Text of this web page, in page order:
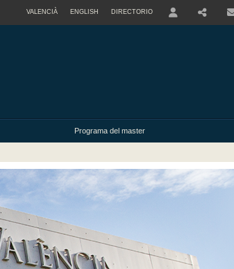
VALENCIÀ ENGLISH DIRECTORIO
Programa del master